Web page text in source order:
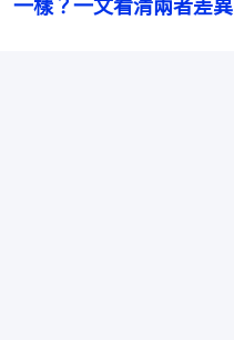
一樣？一文看清兩者差異